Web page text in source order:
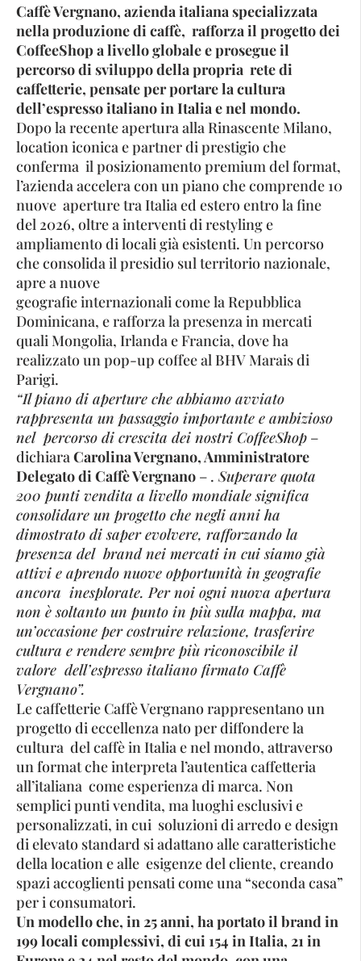
Caffè Vergnano, azienda italiana specializzata
nella produzione di caffè, rafforza il progetto dei
CoffeeShop a livello globale e prosegue il
percorso di sviluppo della propria rete di
caffetterie, pensate per portare la cultura
dell’espresso italiano in Italia e nel mondo.
Dopo la recente apertura alla Rinascente Milano,
location iconica e partner di prestigio che
conferma il posizionamento premium del format,
l’azienda accelera con un piano che comprende 10
nuove aperture tra Italia ed estero entro la fine
del 2026, oltre a interventi di restyling e
ampliamento di locali già esistenti. Un percorso
che consolida il presidio sul territorio nazionale,
apre a nuove
geografie internazionali come la Repubblica
Dominicana, e rafforza la presenza in mercati
quali Mongolia, Irlanda e Francia, dove ha
realizzato un pop-up coffee al BHV Marais di
Parigi.
“Il piano di aperture che abbiamo avviato
rappresenta un passaggio importante e ambizioso
nel percorso di crescita dei nostri CoffeeShop –
dichiara Carolina Vergnano, Amministratore
Delegato di Caffè Vergnano – . Superare quota
200 punti vendita a livello mondiale significa
consolidare un progetto che negli anni ha
dimostrato di saper evolvere, rafforzando la
presenza del brand nei mercati in cui siamo già
attivi e aprendo nuove opportunità in geografie
ancora inesplorate. Per noi ogni nuova apertura
non è soltanto un punto in più sulla mappa, ma
un’occasione per costruire relazione, trasferire
cultura e rendere sempre più riconoscibile il
valore dell’espresso italiano firmato Caffè
Vergnano”.
Le caffetterie Caffè Vergnano rappresentano un
progetto di eccellenza nato per diffondere la
cultura del caffè in Italia e nel mondo, attraverso
un format che interpreta l’autentica caffetteria
all’italiana come esperienza di marca. Non
semplici punti vendita, ma luoghi esclusivi e
personalizzati, in cui soluzioni di arredo e design
di elevato standard si adattano alle caratteristiche
della location e alle esigenze del cliente, creando
spazi accoglienti pensati come una “seconda casa”
per i consumatori.
Un modello che, in 25 anni, ha portato il brand in
199 locali complessivi, di cui 154 in Italia, 21 in